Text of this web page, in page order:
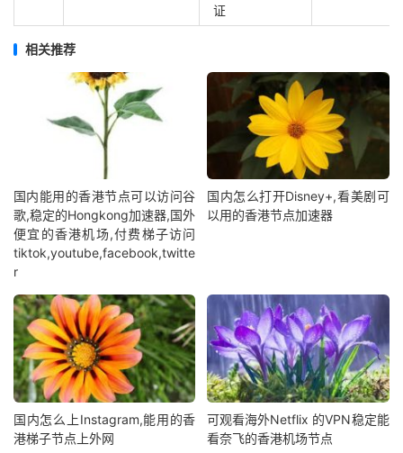
证
相关推荐
国内能用的香港节点可以访问谷
歌,稳定的Hongkong加速器,国外
便宜的香港机场,付费梯子访问
tiktok,youtube,facebook,twitte
r
国内怎么打开Disney+,看美剧可
以用的香港节点加速器
国内怎么上Instagram,能用的香
港梯子节点上外网
可观看海外Netflix 的VPN稳定能
看奈飞的香港机场节点